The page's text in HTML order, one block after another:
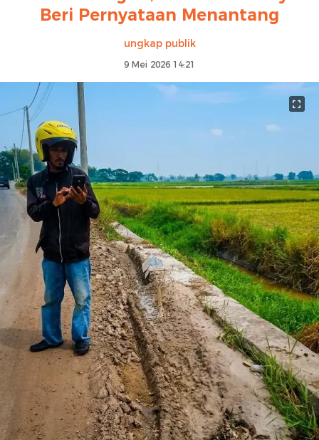
Beri Pernyataan Menantang
ungkap publik
9 Mei 2026 14:21